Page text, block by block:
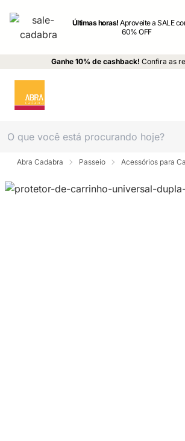
Últimas horas!Aproveite a SALE
60% OFF
Ganhe 10% de cashback! Confira as
Abra Cadabra Passeio Acessórios para